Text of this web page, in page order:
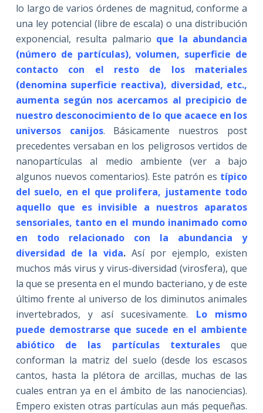
lo largo de varios órdenes de magnitud, conforme a
una ley potencial (libre de escala) o una distribución
exponencial, resulta palmario que la abundancia
(número de partículas), volumen, superficie de
contacto con el resto de los materiales
(denomina superficie reactiva), diversidad, etc.,
aumenta según nos acercamos al precipicio de
nuestro desconocimiento de lo que acaece en los
universos canijos. Básicamente nuestros post
precedentes versaban en los peligrosos vertidos de
nanopartículas al medio ambiente (ver a bajo
algunos nuevos comentarios). Este patrón es típico
del suelo, en el que prolifera, justamente todo
aquello que es invisible a nuestros aparatos
sensoriales, tanto en el mundo inanimado como
en todo relacionado con la abundancia y
diversidad de la vida.Así por ejemplo, existen
muchos más virus y virus-diversidad (virosfera), que
la que se presenta en el mundo bacteriano, y de este
último frente al universo de los diminutos animales
invertebrados, y así sucesivamente. Lo mismo
puede demostrarse que sucede en el ambiente
abiótico de las partículas texturales
que
conforman la matriz del suelo (desde los escasos
cantos, hasta la plétora de arcillas, muchas de las
cuales entran ya en el ámbito de las nanociencias).
Empero existen otras partículas aun más pequeñas.